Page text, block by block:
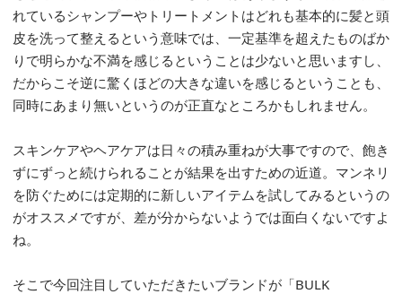
れているシャンプーやトリートメントはどれも基本的に髪と頭
皮を洗って整えるという意味では、一定基準を超えたものばか
りで明らかな不満を感じるということは少ないと思いますし、
だからこそ逆に驚くほどの大きな違いを感じるということも、
同時にあまり無いというのが正直なところかもしれません。
スキンケアやヘアケアは日々の積み重ねが大事ですので、飽き
ずにずっと続けられることが結果を出すための近道。マンネリ
を防ぐためには定期的に新しいアイテムを試してみるというの
がオススメですが、差が分からないようでは面白くないですよ
ね。
そこで今回注目していただきたいブランドが「BULK